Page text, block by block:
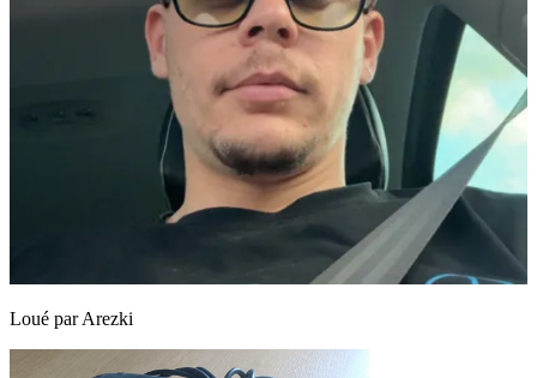
Loué parArezki